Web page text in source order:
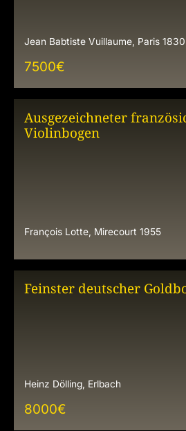
Jean Babtiste Vuillaume, Paris 1830
7500€
Ausgezeichneter
Violinbogen
François Lotte, Mirecourt 1955
Feinster deutscher
Heinz Dölling, Erlbach
8000€